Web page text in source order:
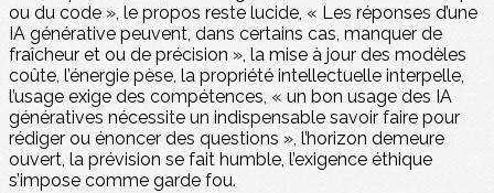
ou du code », le propos reste lucide, « Les réponses d’une
IA générative peuvent, dans certains cas, manquer de
fraîcheur et ou de précision », la mise à jour des modèles
coûte, l’énergie pèse, la propriété intellectuelle interpelle,
l’usage exige des compétences, « un bon usage des IA
génératives nécessite un indispensable savoir faire pour
rédiger ou énoncer des questions », l’horizon demeure
ouvert, la prévision se fait humble, l’exigence éthique
s’impose comme garde fou.